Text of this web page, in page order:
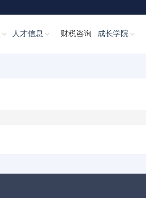
人才信息 财税咨询 成长学院